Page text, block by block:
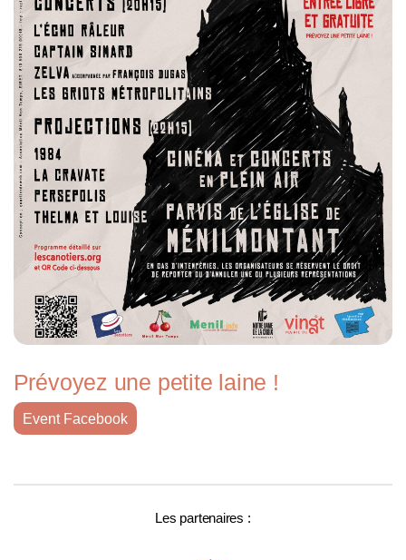
Prévoyez une petite laine !
Event Facebook
Les partenaires :